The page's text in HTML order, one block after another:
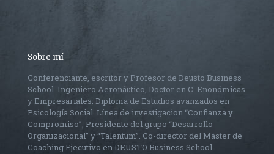
Sobre mí
Conferenciante, escritor y Profesor de Deusto Business
School. Ingeniero Aeronáutico, Doctor en C. Enonómicas
y Empresariales. Diploma de Estudios avanzados en
Psicología Social. Línea de investigacion “Confianza y
Compromiso”, Presidente del grupo “Desarrollo
Organizacional” y “Talentum”. Co-director del Máster de
Coaching Ejecutivo en DEUSTO Business School.